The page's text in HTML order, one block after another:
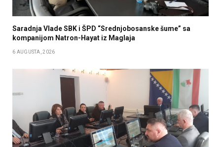
Saradnja Vlade SBK i ŠPD “Srednjobosanske šume” sa
kompanijom Natron-Hayat iz Maglaja
6 AUGUSTA, 2026